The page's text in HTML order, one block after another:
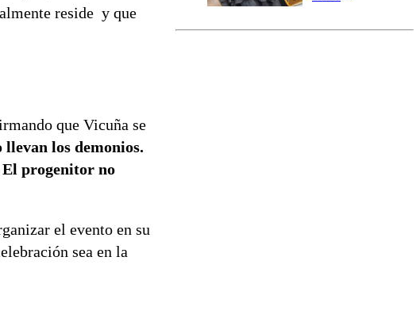
reside y que
que Vicuña se
llevan los demonios.
El progenitor no
el evento en su
sea en la
el fin de la